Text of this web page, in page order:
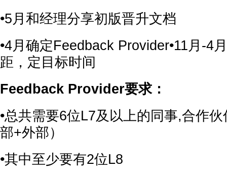
•5月和经理分享初版晋升文档
•4月确定Feedback Provider•11月-4
距，定目标时间
Feedback Provider要求：
•总共需要6位L7及以上的同事,合作
部+外部）
•其中至少要有2位L8